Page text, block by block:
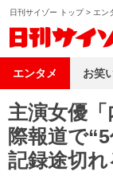
日刊サイゾー トップ> エン
主演女優
際報道で
記録途切れ
エンタメ お笑